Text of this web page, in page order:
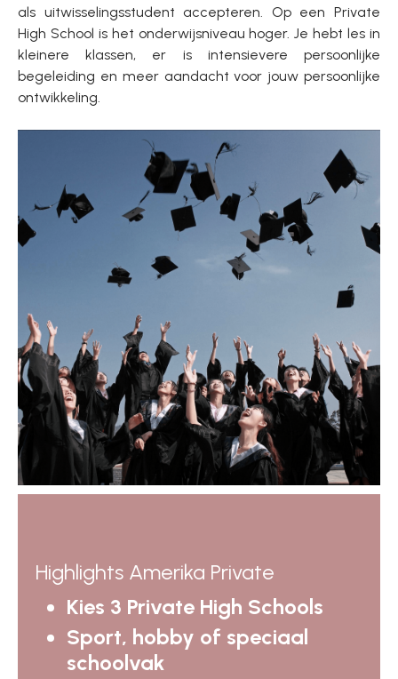
als uitwisselingsstudent accepteren. Op een Private
High School is het onderwijsniveau hoger. Je hebt les in
kleinere klassen, er is intensievere persoonlijke
begeleiding en meer aandacht voor jouw persoonlijke
ontwikkeling.
Highlights Amerika Private
Kies 3 Private High Schools
Sport, hobby of speciaal
schoolvak